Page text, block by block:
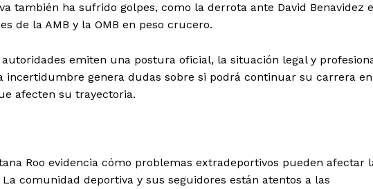
Subscription Plans
Quintana Roo
Cancún
también ha sufrido golpes, como la derrota ante David Benavidez
de la AMB y la OMB en peso crucero.
emiten una postura oficial, la situación legal y
incertidumbre genera dudas sobre si podrá continuar su carrera en
afecten su trayectoria.
Roo evidencia cómo problemas extradeportivos pueden afectar
comunidad deportiva y sus seguidores están atentos a las